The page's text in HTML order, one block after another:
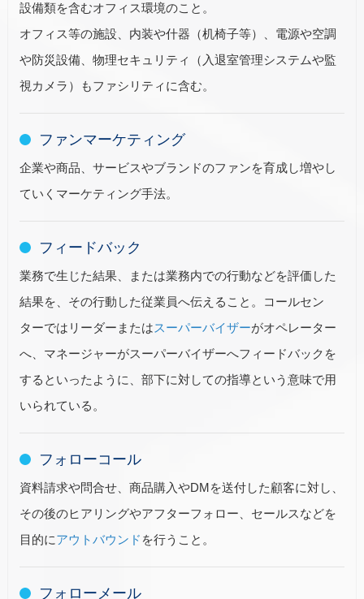
設備類を含むオフィス環境のこと。
オフィス等の施設、内装や什器（机椅子等）、電源や空調
や防災設備、物理セキュリティ（入退室管理システムや監
視カメラ）もファシリティに含む。
ファンマーケティング
企業や商品、サービスやブランドのファンを育成し増やし
ていくマーケティング手法。
フィードバック
業務で生じた結果、または業務内での行動などを評価した
結果を、その行動した従業員へ伝えること。コールセン
ターではリーダーまたはスーパーバイザーがオペレーター
へ、マネージャーがスーパーバイザーへフィードバックを
するといったように、部下に対しての指導という意味で用
いられている。
フォローコール
資料請求や問合せ、商品購入やDMを送付した顧客に対し、
その後のヒアリングやアフターフォロー、セールスなどを
目的にアウトバウンド を行うこと。
フォローメール